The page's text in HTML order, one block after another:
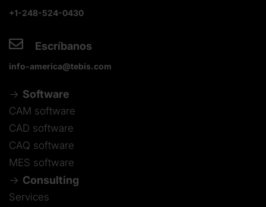
+1-248-524-0430
Escríbanos
info-america@tebis.com
Software
CAM software
CAD software
CAQ software
MES software
Consulting
Services